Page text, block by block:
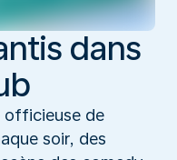
dans
officieuse de
soir, des